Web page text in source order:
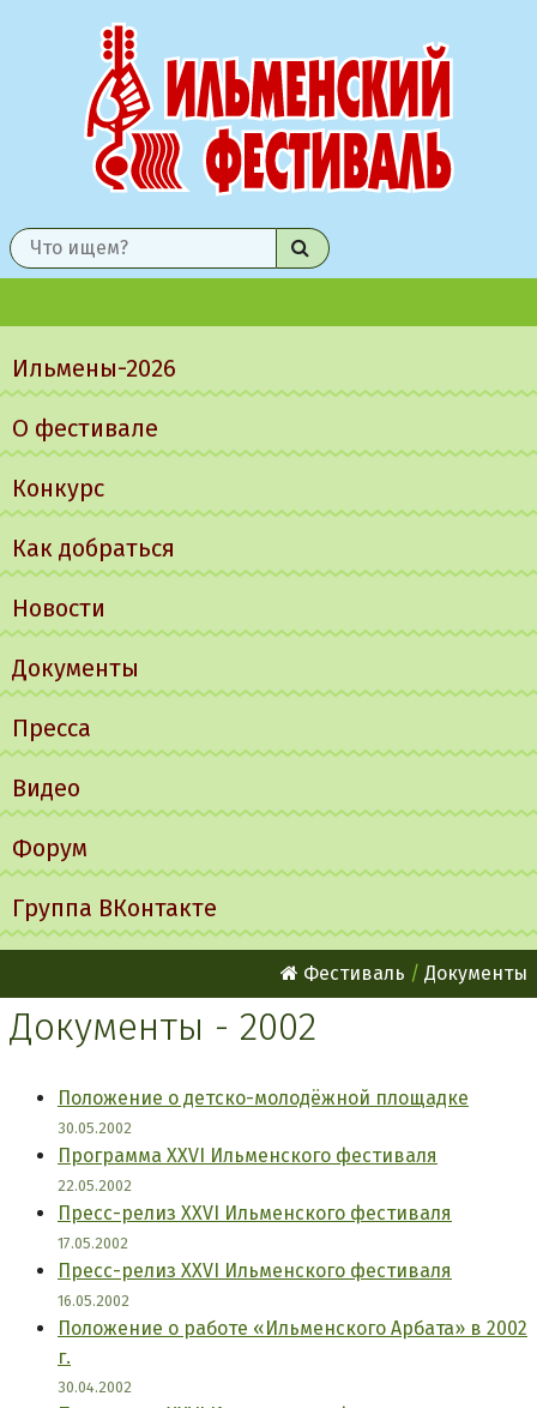
Найти
меню
Ильмены-2026
О фестивале
Конкурс
Как добраться
Новости
Документы
Пресса
Видео
Форум
Группа ВКонтакте
Фестиваль Документы
Документы - 2002
Положение о детско-молодёжной площадке
30.05.2002
Программа XXVI Ильменского фестиваля
22.05.2002
Пресс-релиз XXVI Ильменского фестиваля
17.05.2002
Пресс-релиз XXVI Ильменского фестиваля
16.05.2002
Положение о работе «Ильменского Арбата» в 2002
г.
30.04.2002